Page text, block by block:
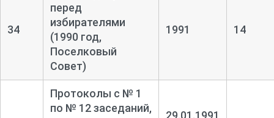
34
перед
избирателями
(1990 год,
Поселковый
Совет)
1991 14
Протоколы с № 1
по № 12 заседаний,
29.01.1991